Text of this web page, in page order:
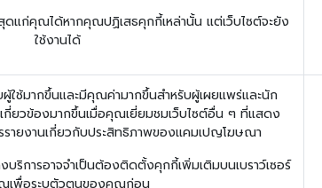
ดแก่คุณได้หากคุณปฏิเสธคุกกี้เหล่านั้น แต่เว็บไซต์จะยัง
ใช้งานได้
ใช้มากขึ้นและมีคุณค่ามากขึ้นสำหรับผู้เผยแพร่และนัก
ยวข้องมากขึ้นเมื่อคุณเยี่ยมชมเว็บไซต์อื่น ๆ ที่แสดง
ายงานเกี่ยวกับประสิทธิภาพของแคมเปญโฆษณา
บริการอาจจำเป็นต้องติดตั้งคุกกี้เพิ่มเติมบนเบราว์เซอร์